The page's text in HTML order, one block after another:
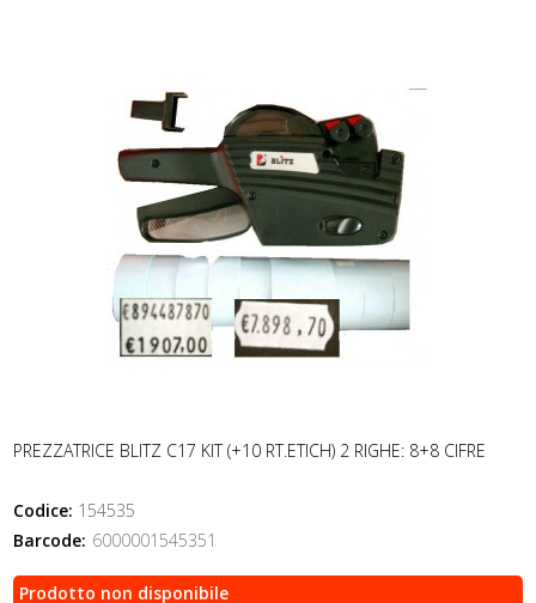
PREZZATRICE BLITZ C17 KIT (+10 RT.ETICH) 2 RIGHE: 8+8 CIFRE
Codice: 154535
Barcode: 6000001545351
Prodotto non disponibile